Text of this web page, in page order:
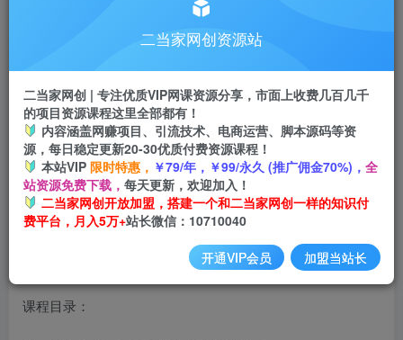
此内容为付费阅读，请付费后查看
9.9
从零进阶AI人工智能辅助建筑设计，做第一批驾驭AI的建筑
师
课程目录：
二当家网创资源站
二当家网创 | 专注优质VIP网课资源分享，市面上收费几百几千
的项目资源课程这里全部都有！
内容涵盖网赚项目、引流技术、电商运营、脚本源码等资
源，每日稳定更新20-30优质付费资源课程！
本站VIP 限时特惠， ￥79/年，￥99/永久 (推广佣金70%)， 全
站资源免费下载， 每天更新，欢迎加入！
二当家网创开放加盟，搭建一个和二当家网创一样的知识付
费平台，月入5万+站长微信：10710040
开通VIP会员 加盟当站长